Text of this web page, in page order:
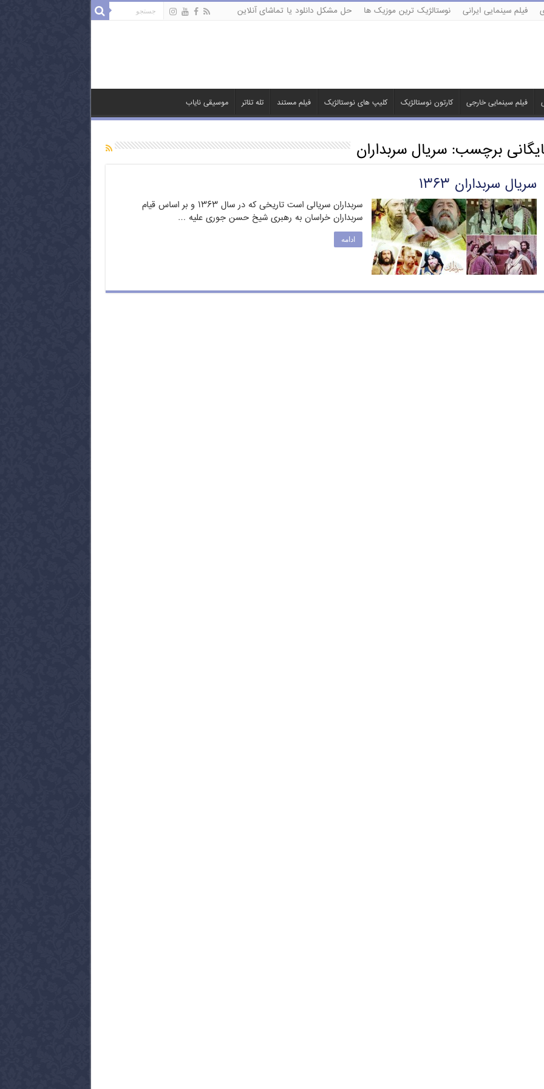
فیلم سینمایی ایرانی نوستالژیک ترین موزیک ها حل مشکل دانلود یا تماشای آنلاین
فیلم سینمایی خارجی کارتون نوستالژیک کلیپ های نوستالژیک فیلم مستند تله تئاتر موسیقی نایاب
برچسب:سریال سربداران
سریال سربداران ۱۳۶۳
سربداران سریالی است تاریخی که در سال ۱۳۶۳ و بر اساس قیام
سربداران خراسان به رهبری شیخ حسن جوری علیه …
ادامه